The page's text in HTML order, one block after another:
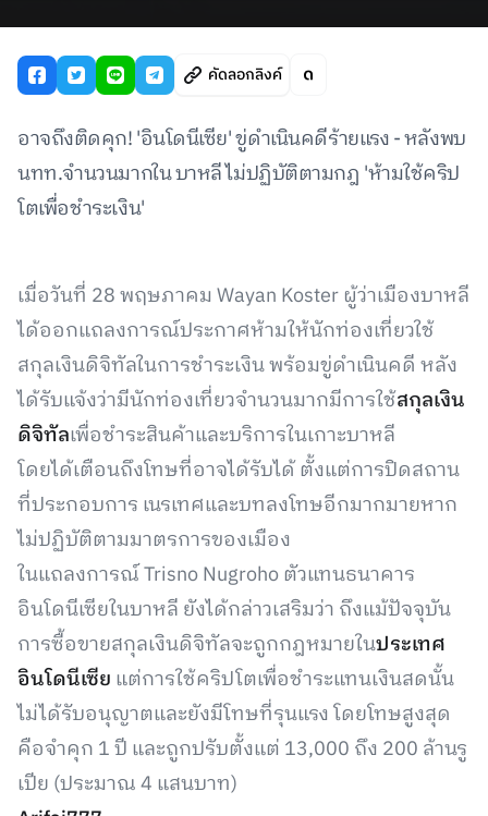
คัดลอกลิงค์
อาจถึงติดคุก! 'อินโดนีเซีย' ขู่ดำเนินคดีร้ายแรง - หลังพบ
นทท.จำนวนมากใน บาหลี ไม่ปฏิบัติตามกฎ 'ห้ามใช้คริป
โตเพื่อชำระเงิน'
เมื่อวันที่ 28 พฤษภาคม Wayan Koster ผู้ว่าเมืองบาหลี
ได้ออกแถลงการณ์ประกาศห้ามให้นักท่องเที่ยวใช้
สกุลเงินดิจิทัลในการชำระเงิน พร้อมขู่ดำเนินคดี หลัง
ได้รับแจ้งว่ามีนักท่องเที่ยวจำนวนมากมีการใช้สกุลเงิน
ดิจิทัลเพื่อชำระสินค้าและบริการในเกาะบาหลี
โดยได้เตือนถึงโทษที่อาจได้รับได้ ตั้งแต่การปิดสถาน
ที่ประกอบการ เนรเทศและบทลงโทษอีกมากมายหาก
ไม่ปฏิบัติตามมาตรการของเมือง
ในแถลงการณ์ Trisno Nugroho ตัวแทนธนาคาร
อินโดนีเซียในบาหลี ยังได้กล่าวเสริมว่า ถึงแม้ปัจจุบัน
การซื้อขายสกุลเงินดิจิทัลจะถูกกฎหมายในประเทศ
อินโดนีเซีย แต่การใช้คริปโตเพื่อชำระแทนเงินสดนั้น
ไม่ได้รับอนุญาตและยังมีโทษที่รุนแรง โดยโทษสูงสุด
คือจำคุก 1 ปี และถูกปรับตั้งแต่ 13,000 ถึง 200 ล้านรู
เปีย (ประมาณ 4 แสนบาท)